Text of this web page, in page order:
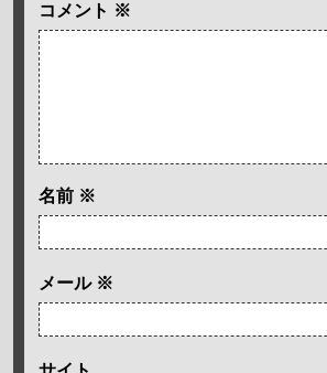
コメント ※
名前 ※
メール ※